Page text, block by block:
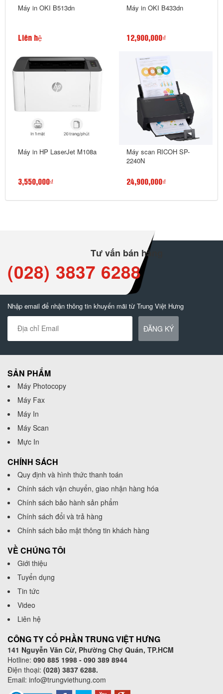
Máy in OKI B513dn
Liên hệ
Máy in OKI B433dn
12,900,000₫
Máy in HP LaserJet M108a
3,550,000₫
Máy scan RICOH SP-
2240N
24,900,000₫
Tư vấn bán hàng
(028) 3837 6288
Nhập email để nhận thông tin khuyến mãi từ Trung Việt Hưng
ĐĂNG KÝ
SẢN PHẨM
Máy Photocopy
Máy Fax
Máy In
Máy Scan
Mực In
CHÍNH SÁCH
Quy định và hình thức thanh toán
Chính sách vận chuyển, giao nhận hàng hóa
Chính sách bảo hành sản phẩm
Chính sách đổi và trả hàng
Chính sách bảo mật thông tin khách hàng
VỀ CHÚNG TÔI
Giới thiệu
Tuyển dụng
Tin tức
Video
Liên hệ
CÔNG TY CỔ PHẦN TRUNG VIỆT HƯNG
141 Nguyễn Văn Cừ, Phường Chợ Quán, TP.HCM
Hotline: 090 885 1998 - 090 389 8944
Điện thoại: (028) 3837 6288.
Email: info@trungviethung.com